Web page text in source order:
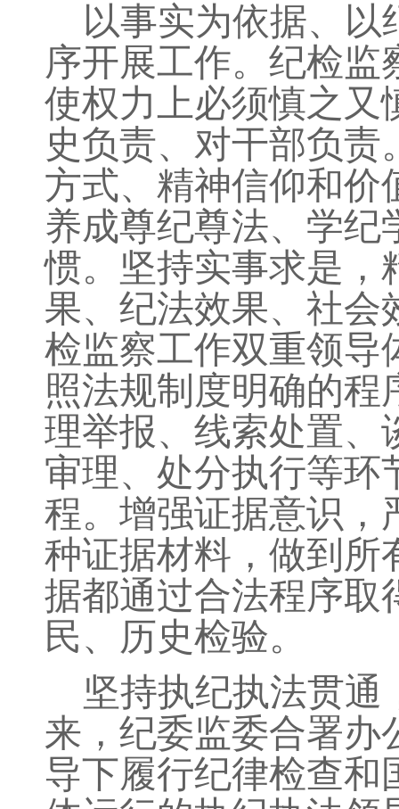
以事实为依据、
序开展工作。纪检监
使权力上必须慎之又
史负责、对干部负
方式、精神信仰和价
养成尊纪尊法、学纪
惯。坚持实事求是，
果、纪法效果、社会
检监察工作双重领导
照法规制度明确的
理举报、线索处置、
审理、处分执行等环
程。增强证据意识，
种证据材料，做到所
据都通过合法程序取
民、历史检验。
坚持执纪执法贯
来，纪委监委合署办
导下履行纪律检查和